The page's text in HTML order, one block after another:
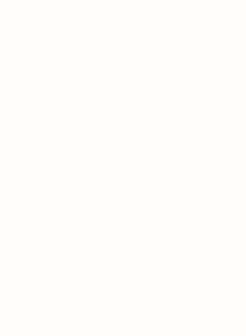
i opieki nad dziećmi